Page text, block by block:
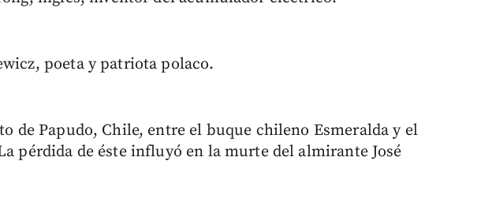
poeta y patriota polaco.
de Papudo, Chile, entre el buque chileno Esmeralda y el
pérdida de éste influyó en la murte del almirante José